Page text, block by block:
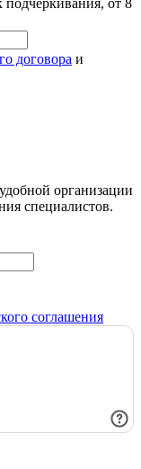
договора и
организации
специалистов.
соглашения